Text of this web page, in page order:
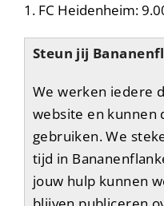
1. FC Heidenheim:
Steun jij
We werken iedere
website en kunnen
gebruiken. We
tijd in
jouw hulp kunnen